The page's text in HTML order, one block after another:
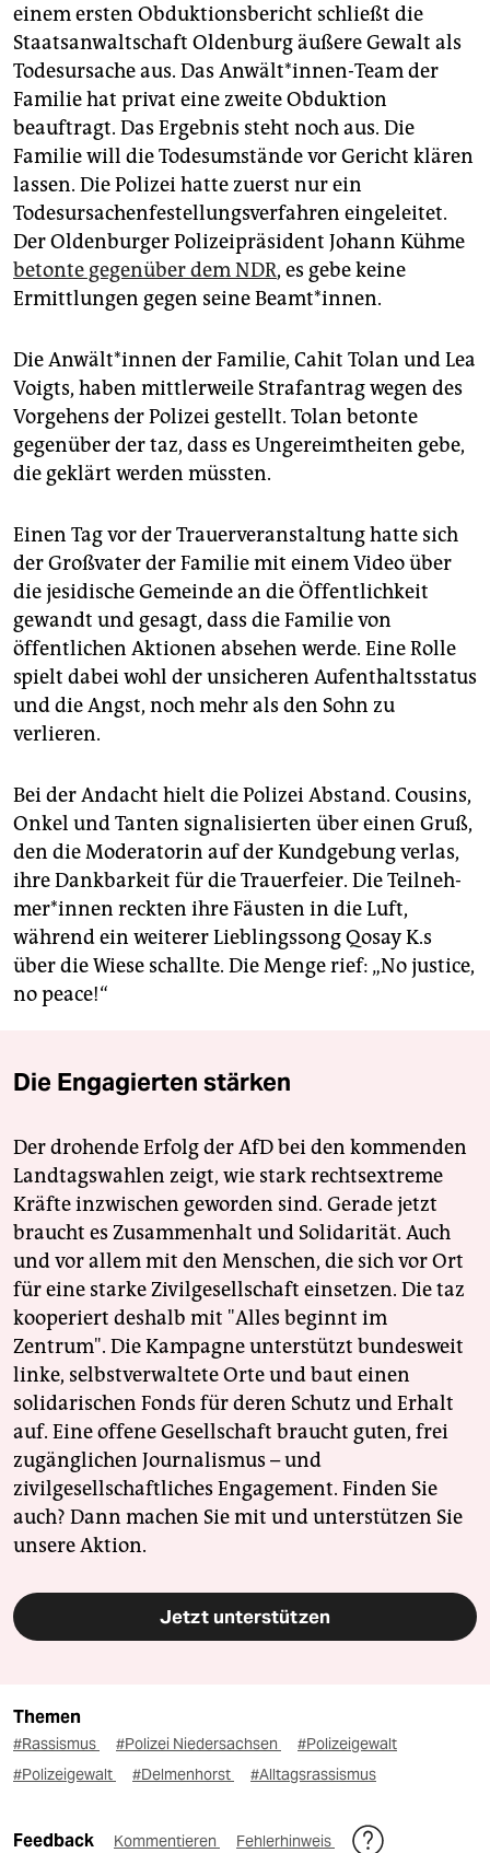
einem ersten Obduktionsbericht schließt die
Staatsanwaltschaft Oldenburg äußere Gewalt als
Todesursache aus. Das Anwält*innen-Team der
Familie hat privat eine zweite Obduktion
beauftragt. Das Ergebnis steht noch aus. Die
Familie will die Todesumstände vor Gericht klären
lassen. Die Polizei hatte zuerst nur ein
Todesursachenfestellungsverfahren eingeleitet.
Der Oldenburger Polizeipräsident Johann Kühme
betonte gegenüber dem NDR, es gebe keine
Ermittlungen gegen seine Beamt*innen.
Die An­wäl­t*in­nen der Familie, Cahit Tolan und Lea
Voigts, haben mittlerweile Strafantrag wegen des
Vorgehens der Polizei gestellt. Tolan betonte
gegenüber der taz, dass es Ungereimtheiten gebe,
die geklärt werden müssten.
Einen Tag vor der Trauerveranstaltung hatte sich
der Großvater der Familie mit einem Video über
die jesidische Gemeinde an die Öffentlichkeit
gewandt und gesagt, dass die Familie von
öffentlichen Aktionen absehen werde. Eine Rolle
spielt dabei wohl der unsicheren Aufenthaltsstatus
und die Angst, noch mehr als den Sohn zu
verlieren.
Bei der Andacht hielt die Polizei Abstand. Cousins,
Onkel und Tanten signalisierten über einen Gruß,
den die Moderatorin auf der Kundgebung verlas,
ihre Dankbarkeit für die Trauerfeier. Die Teil­neh­
me­r*in­nen reckten ihre Fäusten in die Luft,
während ein weiterer Lieblingssong Qosay K.s
über die Wiese schallte. Die Menge rief: „No ­justice,
no peace!“
Die Engagierten stärken
Der drohende Erfolg der AfD bei den kommenden
Landtagswahlen zeigt, wie stark rechtsextreme
Kräfte inzwischen geworden sind. Gerade jetzt
braucht es Zusammenhalt und Solidarität. Auch
und vor allem mit den Menschen, die sich vor Ort
für eine starke Zivilgesellschaft einsetzen. Die taz
kooperiert deshalb mit "Alles beginnt im
Zentrum". Die Kampagne unterstützt bundesweit
linke, selbstverwaltete Orte und baut einen
solidarischen Fonds für deren Schutz und Erhalt
auf. Eine offene Gesellschaft braucht guten, frei
zugänglichen Journalismus – und
zivilgesellschaftliches Engagement. Finden Sie
auch? Dann machen Sie mit und unterstützen Sie
unsere Aktion.
Jetzt unterstützen
Themen
#Rassismus #Polizei Niedersachsen
#Polizeigewalt
#Polizeigewalt
#Delmenhorst #Alltagsrassismus
Feedback Kommentieren Fehlerhinweis